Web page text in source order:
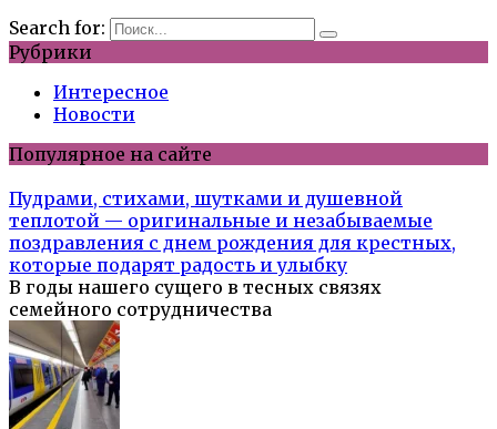
Search for:
Рубрики
Интересное
Новости
Популярное на сайте
Пудрами, стихами, шутками и душевной
теплотой — оригинальные и незабываемые
поздравления с днем рождения для крестных,
которые подарят радость и улыбку
В годы нашего сущего в тесных связях
семейного сотрудничества